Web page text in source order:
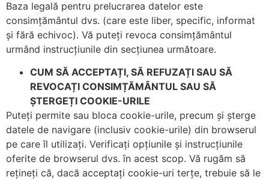
Baza legală pentru prelucrarea datelor este
consimțământul dvs. (care este liber, specific, informat
și fără echivoc). Vă puteți revoca consimțământul
urmând instrucțiunile din secțiunea următoare.
CUM SĂ ACCEPTAȚI, SĂ REFUZAȚI SAU SĂ
REVOCAȚI CONSIMȚĂMÂNTUL SAU SĂ
ȘTERGEȚI COOKIE-URILE
Puteți permite sau bloca cookie-urile, precum și șterge
datele de navigare (inclusiv cookie-urile) din browserul
pe care îl utilizați. Verificați opțiunile și instrucțiunile
oferite de browserul dvs. în acest scop. Vă rugăm să
rețineți că, dacă acceptați cookie-uri terțe, trebuie să le